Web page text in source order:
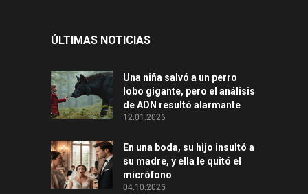
ÚLTIMAS NOTICIAS
Una niña salvó a un perro
lobo gigante, pero el análisis
de ADN resultó alarmante
12.01.2026
En una boda, su hijo insultó a
su madre, y ella le quitó el
micrófono
04.10.2025